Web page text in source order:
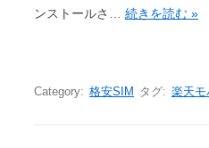
ンストールさ… 続きを読む »
Category: 格安SIM タグ: 楽天モ